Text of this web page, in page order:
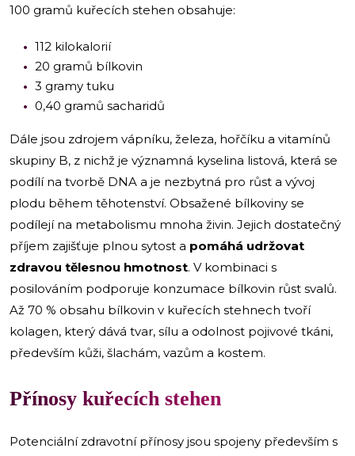
100 gramů kuřecích stehen obsahuje:
112 kilokalorií
20 gramů bílkovin
3 gramy tuku
0,40 gramů sacharidů
Dále jsou zdrojem vápníku, železa, hořčíku a vitamínů
skupiny B, z nichž je významná kyselina listová, která se
podílí na tvorbě DNA a je nezbytná pro růst a vývoj
plodu během těhotenství. Obsažené bílkoviny se
podílejí na metabolismu mnoha živin. Jejich dostatečný
příjem zajišťuje plnou sytost a pomáhá udržovat
zdravou tělesnou hmotnost. V kombinaci s
posilováním podporuje konzumace bílkovin růst svalů.
Až 70 % obsahu bílkovin v kuřecích stehnech tvoří
kolagen, který dává tvar, sílu a odolnost pojivové tkáni,
především kůži, šlachám, vazům a kostem.
Přínosy kuřecích stehen
Potenciální zdravotní přínosy jsou spojeny především s